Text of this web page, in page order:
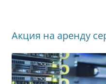
ki
Акция на аренду